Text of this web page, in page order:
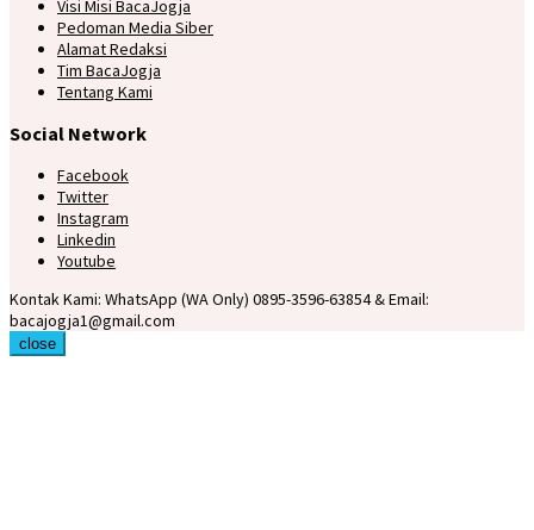
Visi Misi BacaJogja
Pedoman Media Siber
Alamat Redaksi
Tim BacaJogja
Tentang Kami
Social Network
Facebook
Twitter
Instagram
Linkedin
Youtube
Kontak Kami: WhatsApp (WA Only) 0895-3596-63854 & Email:
bacajogja1@gmail.com
close